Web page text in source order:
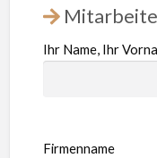
Ihr Name, Ihr
Firmenname